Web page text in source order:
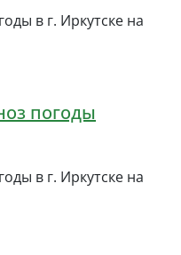
в г. Иркутске на
погоды
в г. Иркутске на